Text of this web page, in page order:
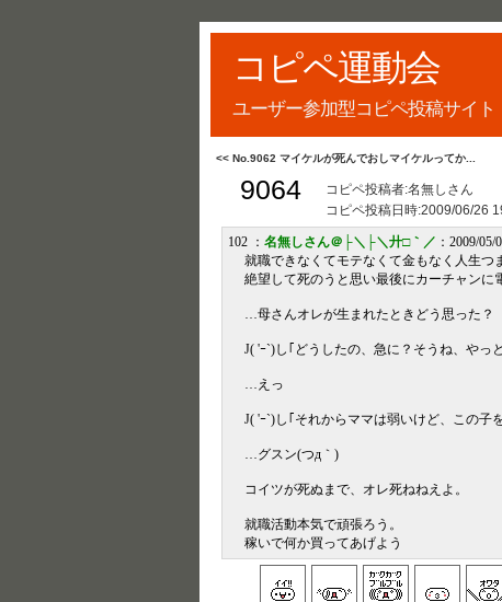
コピペ運動会
ユーザー参加型コピペ投稿サイト
<< No.9062 マイケルが死んでおしマイケルってか...
9064
コピペ投稿者:名無しさん
コピペ投稿日時:2009/06/26
102 ： 名無しさん＠├＼├＼廾□｀／ ：2009/
就職できなくてモテなくて金もなく人生つ
絶望して死のうと思い最後にカーチャンに
…母さんオレが生まれたときどう思った？
J( 'ｰ`)し｢どうしたの、急に？そうね、やっ
…えっ
J( 'ｰ`)し｢それからママは弱いけど、この子
…グスン(つд｀)
コイツが死ぬまで、オレ死ねねえよ。
就職活動本気で頑張ろう。
稼いで何か買ってあげよう